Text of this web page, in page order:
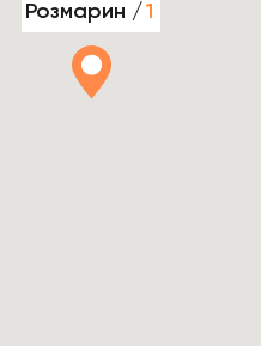
Розмарин / 1